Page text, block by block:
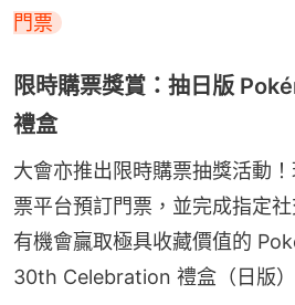
門票
限時購票獎賞：抽日版
禮盒
大會亦推出限時購票抽獎活動
票平台預訂門票，並完成指定
有機會贏取極具收藏價值的
30th Celebration 禮盒（日版）